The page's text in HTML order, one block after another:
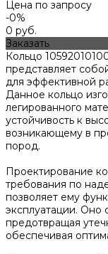
Цена по запросу
-0%
0 руб.
Заказать
Кольцо
представляет
для эффективной
Данное кольцо
легированного
устойчивость к
возникающему в
пород.
Проектирование
требования по
позволяет ему
эксплуатации. Оно
предотвращая
обеспечивая